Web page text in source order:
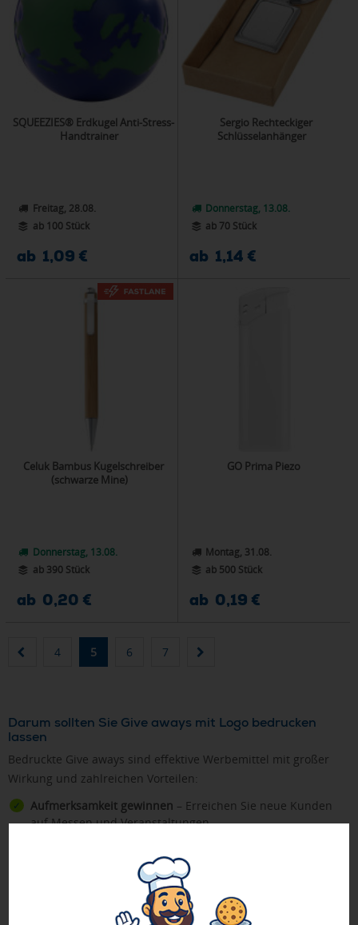
SQUEEZIES® Erdkugel Anti-Stress-
Handtrainer
Freitag, 28.08.
ab 100 Stück
ab 1,09 €
Sergio Rechteckiger
Schlüsselanhänger
Donnerstag, 13.08.
ab 70 Stück
ab 1,14 €
Celuk Bambus Kugelschreiber
(schwarze Mine)
Donnerstag, 13.08.
ab 390 Stück
ab 0,20 €
GO Prima Piezo
Montag, 31.08.
ab 500 Stück
ab 0,19 €
4 5 6 7
Darum sollten Sie Give aways mit Logo bedrucken
lassen
Bedruckte Give aways sind effektive Werbemittel mit großer
Wirkung und zahlreichen Vorteilen:
Aufmerksamkeit gewinnen – Erreichen Sie neue Kunden
auf Messen und Veranstaltungen
Kugelschreiber mit Logo,USB-Sticks als Werbeartikel
Schlüsselanhänger mit Firmenlogo
Kundenbindung stärken – Kleine Artikel mit Bedruckung
als Aufmerksamkeit schaffen Wertschätzung bei